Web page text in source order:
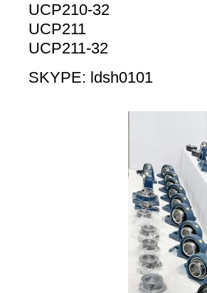
UCP210-32
UCP211
UCP211-32
SKYPE: ldsh0101